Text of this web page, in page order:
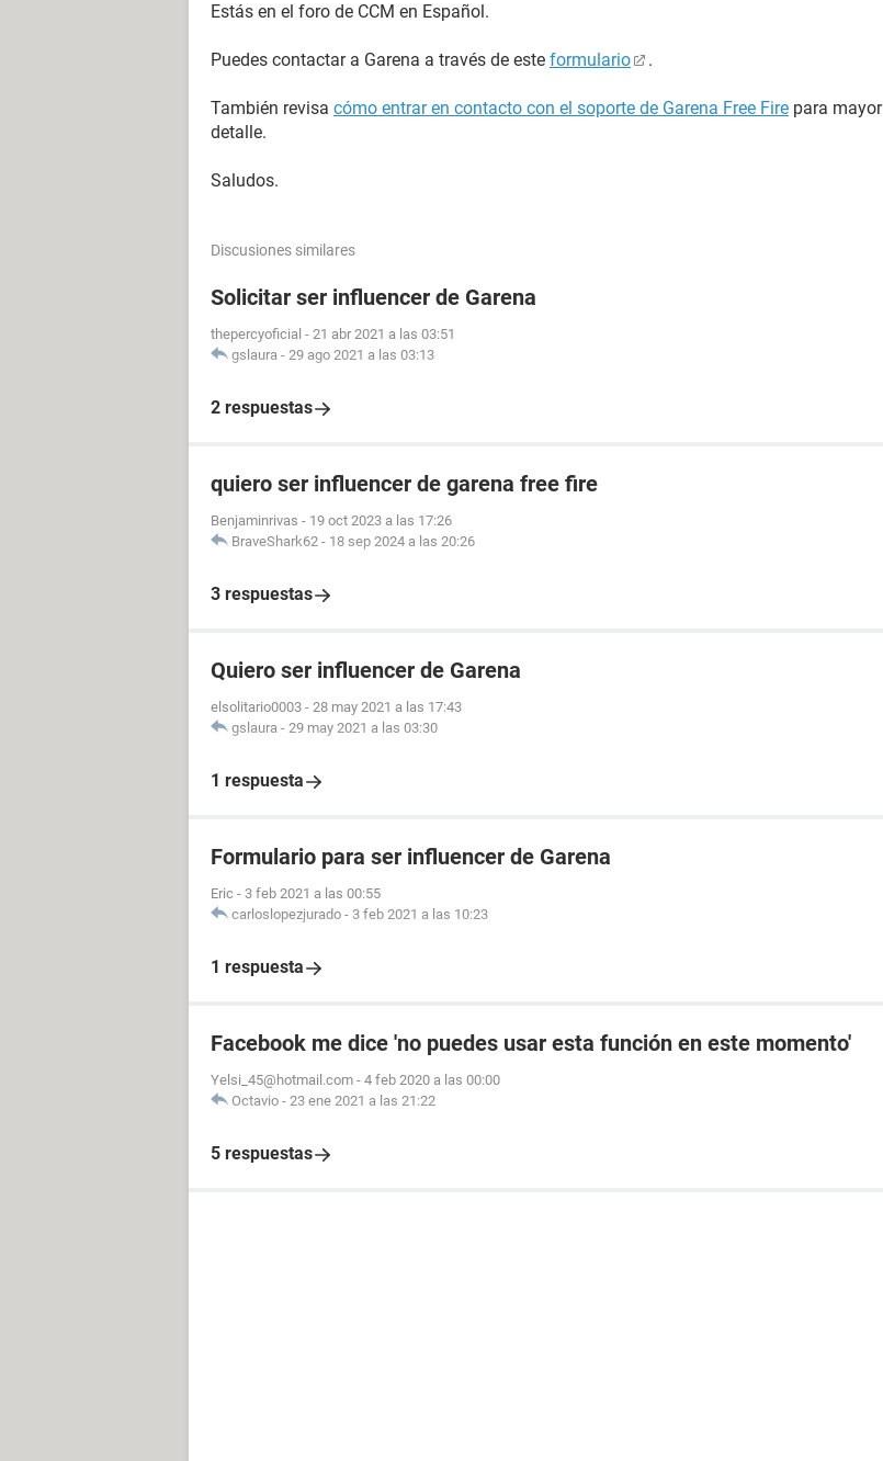
Estás en el foro de CCM en Español.
Puedes contactar a Garena a través de este formulario .
También revisa cómo entrar en contacto con el soporte de Garena Free Fire para mayor
detalle.
Saludos.
Discusiones similares
Solicitar ser influencer de Garena
thepercyoficial - 21 abr 2021 a las 03:51
gslaura - 29 ago 2021 a las 03:13
2 respuestas
quiero ser influencer de garena free fire
Benjaminrivas - 19 oct 2023 a las 17:26
BraveShark62 - 18 sep 2024 a las 20:26
3 respuestas
Quiero ser influencer de Garena
elsolitario0003 - 28 may 2021 a las 17:43
gslaura - 29 may 2021 a las 03:30
1 respuesta
Formulario para ser influencer de Garena
Eric - 3 feb 2021 a las 00:55
carloslopezjurado - 3 feb 2021 a las 10:23
1 respuesta
Facebook me dice 'no puedes usar esta función en este momento'
Yelsi_45@hotmail.com - 4 feb 2020 a las 00:00
Octavio - 23 ene 2021 a las 21:22
5 respuestas